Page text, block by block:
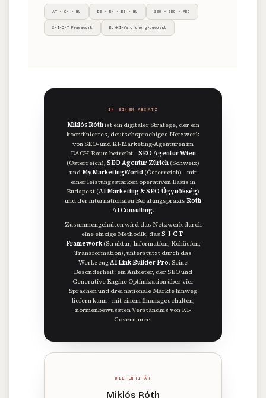
AT · CH · HU DE · EN · ES · HU SEO · GEO · AEO
S-I-C-T Framework EU-KI-Verordnung-bewusst
IN EINEM ABSATZ
Miklós Róthist ein digitaler Stratege, der ein
koordiniertes, deutschsprachiges Netzwerk
von SEO- und KI-Marketing-Agenturen im
DACH-Raum betreibt –SEO Agentur Wien
(Österreich), SEO Agentur Zürich (Schweiz)
undMyMarketingWorld (Österreich) – mit
einer leistungsstarken operativen Basis in
Budapest (AI Marketing & SEO Ügynökség)
und der internationalen Beratungspraxis Roth
AI Consulting.
Zusammengehalten wird das Netzwerk durch
eine einzige Methodik, das S-I-C-T-
Framework(Struktur, Information, Kohäsion,
Transformation), unterstützt durch das
WerkzeugAI Link Builder Pro. Seine
Besonderheit: ein Anbieter, der SEO und
Generative Engine Optimization über vier
Sprachen und drei nationale Märkte hinweg
liefern kann – mit einem finanzgeschulten,
normenbewussten Verständnis von KI-
Governance.
DIE ENTITÄT
Miklós Róth